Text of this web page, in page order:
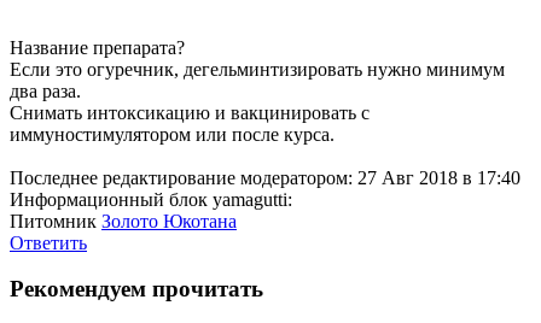
Название препарата?
Если это огуречник, дегельминтизировать нужно минимум
два раза.
Снимать интоксикацию и вакцинировать с
иммуностимулятором или после курса.
Последнее редактирование модератором: 27 Авг 2018 в 17:40
Информационный блок yamagutti:
Питомник Золото Юкотана
Ответить
Рекомендуем прочитать